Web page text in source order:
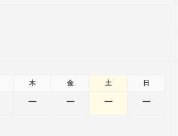
木 金 土 日
ー ー ー ー